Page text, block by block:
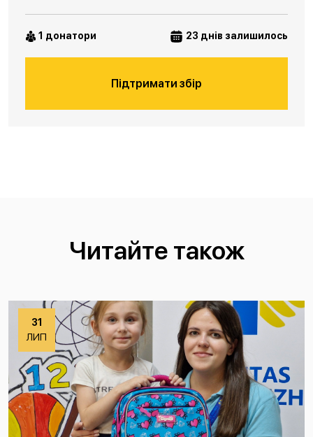
1 донатори 23 днів залишилось
Підтримати збір
Читайте також
31
ЛИП